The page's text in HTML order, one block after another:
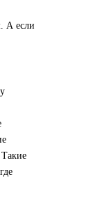
А если